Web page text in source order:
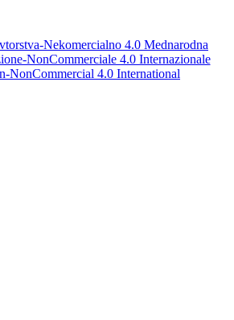
Nekomercialno 4.0 Mednarodna
NonCommerciale 4.0 Internazionale
NonCommercial 4.0 International